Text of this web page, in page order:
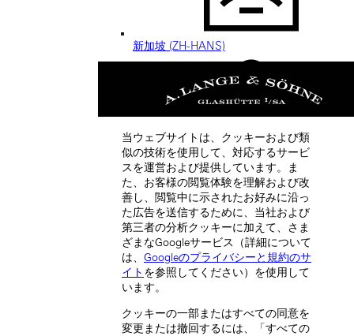
新加坡 (ZH-HANS)
Thailand (EN)
中国 (ZH-HANS)
Taiwan, China (EN)
中國台灣 (ZH-HANT)
Macau SAR, China (EN)
中国澳门特别行政区 (ZH-HANS)
中國澳門特別行政區 (ZH-HANT)
当ウェブサイトは、クッキーおよび類
似の技術を使用して、対応するサービ
スを運営および提供しています。ま
た、お客様の閲覧体験を理解および改
善し、閲覧中に示されたお好みに沿っ
た広告を送信するために、当社および
第三者の分析クッキーに加えて、さま
ざまなGoogleサービス（詳細について
は、 Googleのプライバシーと規約のサ
イト を参照してください）を使用して
います。
クッキーの一部またはすべての同意を
変更または撤回するには、「すべての